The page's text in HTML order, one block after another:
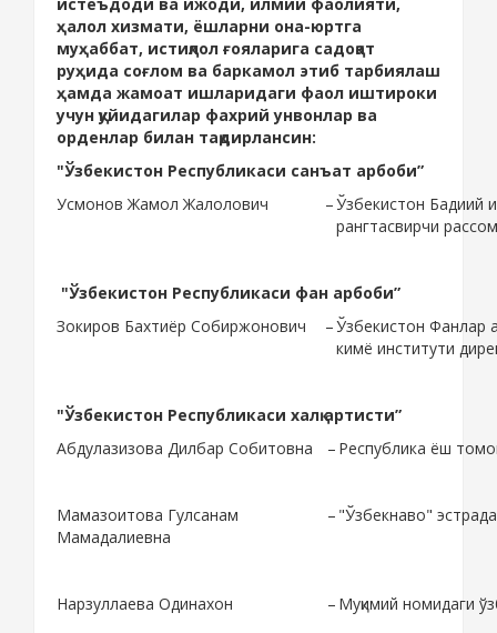
ҳалол хизмати, ёшларни она-юртга
муҳаббат, истиқлол ғояларига садоқат
руҳида соғлом ва баркамол этиб тарбиялаш
ҳамда жамоат ишларидаги фаол иштироки
учун қуйидагилар фахрий унвонлар ва
орденлар билан тақдирлансин:
"Ўзбекистон Республикаси санъат арбоби”
Усмонов Жамол Жалолович
–Ўзбекистон Бадиий
рангтасвирчи рассом
"Ўзбекистон Республикаси фан арбоби”
Зокиров Бахтиёр Собиржонович
–Ўзбекистон Фанлар
кимё институти
"Ўзбекистон Республикаси халқ артисти”
Абдулазизова Дилбар Собитовна
– Республика ёш
Мамазоитова Гулсанам
Мамадалиевна
– "Ўзбекнаво"
Нарзуллаева Одинахон – Муқимий номидаги